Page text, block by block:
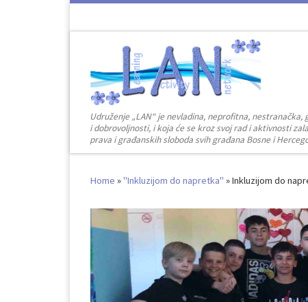
Udruženje „LAN“ je nevladina, neprofitna,
i dobrovoljnosti, i koja će se kroz svoj rad i aktivnosti
prava i građanskih sloboda svih građana Bosne i
Home »"Inkluzijom do napretka" »Inkluzijom do